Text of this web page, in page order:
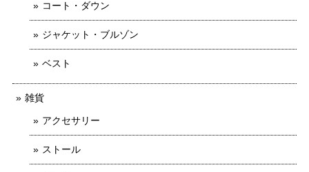
コート・ダウン
ジャケット・ブルゾン
ベスト
雑貨
アクセサリー
ストール